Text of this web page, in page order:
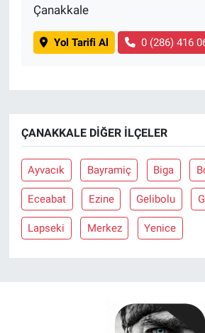
Çanakkale
Yol Tarifi Al 0 (286) 416
ÇANAKKALE DIĞER İLÇELER
Ayvacık Bayramiç Biga
Eceabat Ezine Gelibolu
Lapseki Merkez Yenice